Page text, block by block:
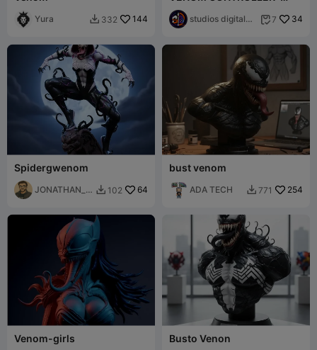
Yura  332 144
HALTERUNG FÜR XBOX,
PS4, PS5 VIDEOSPIELE,
studios digital
 7 34
Spidergwenom
JONATHAN_al  102 64
bust venom
ADA TECH  771 254
Venom-girls Busto Venon